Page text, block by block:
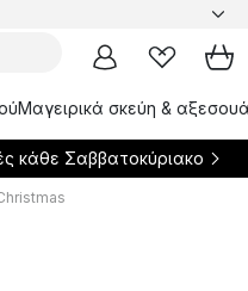
Μαγειρικά σκεύη &
κάθε Σαββατοκύριακο